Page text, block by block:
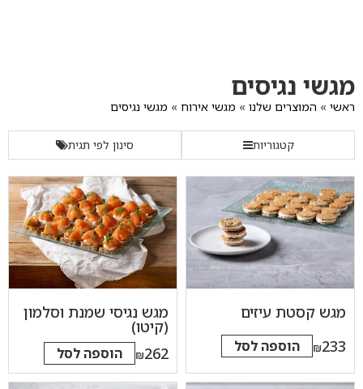
לתפריט
הקטגוריות
לרשימת
המוצרים
להודעות
תפריט
מגשי נגיסים
ראשי » המוצרים שלנו » מגשי אירוח » מגשי נגיסים
קטגוריות סינון לפי תגית
מגש קסטת עיזים
233
₪ הוספה לסל
מגש נגיסי שמנת וסלמון
(קיטו)
262
₪ הוספה לסל